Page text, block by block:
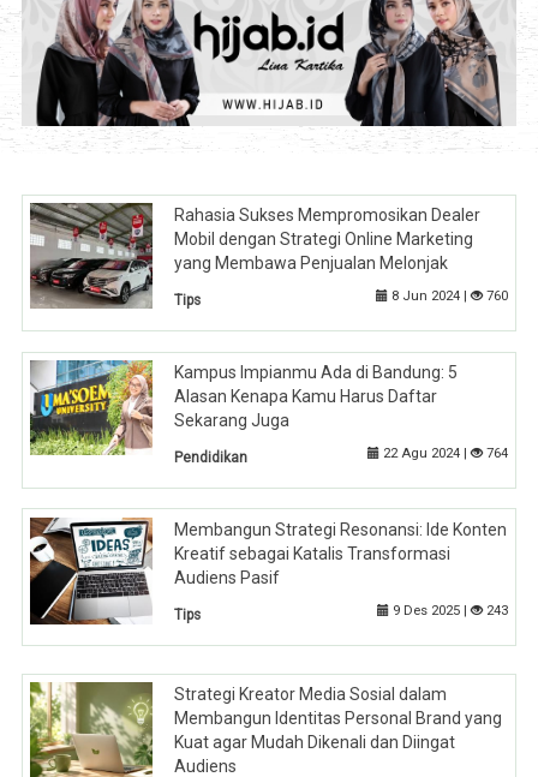
Rahasia Sukses Mempromosikan Dealer
Mobil dengan Strategi Online Marketing
yang Membawa Penjualan Melonjak
Tips 8 Jun 2024 | 760
Kampus Impianmu Ada di Bandung: 5
Alasan Kenapa Kamu Harus Daftar
Sekarang Juga
Pendidikan 22 Agu 2024 | 764
Membangun Strategi Resonansi: Ide Konten
Kreatif sebagai Katalis Transformasi
Audiens Pasif
Tips 9 Des 2025 | 243
Strategi Kreator Media Sosial dalam
Membangun Identitas Personal Brand yang
Kuat agar Mudah Dikenali dan Diingat
Audiens